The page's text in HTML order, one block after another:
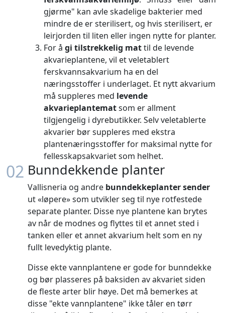
gjørme" kan avle skadelige bakterier med
mindre de er sterilisert, og hvis sterilisert, er
leirjorden til liten eller ingen nytte for planter.
For å gi tilstrekkelig mattil de levende
akvarieplantene, vil et veletablert
ferskvannsakvarium ha en del
næringsstoffer i underlaget. Et nytt akvarium
må suppleres med levende
akvarieplantematsom er allment
tilgjengelig i dyrebutikker. Selv veletablerte
akvarier bør suppleres med ekstra
plantenæringsstoffer for maksimal nytte for
fellesskapsakvariet som helhet.
02 Bunndekkende planter
Vallisneria og andre bunndekkeplanter sender
ut «løpere» som utvikler seg til nye rotfestede
separate planter. Disse nye plantene kan brytes
av når de modnes og flyttes til et annet sted i
tanken eller et annet akvarium helt som en ny
fullt levedyktig plante.
Disse ekte vannplantene er gode for bunndekke
og bør plasseres på baksiden av akvariet siden
de fleste arter blir høye. Det må bemerkes at
disse "ekte vannplantene" ikke tåler en tørr